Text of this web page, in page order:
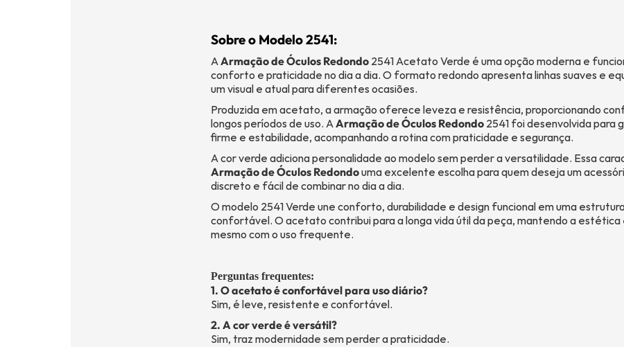
Sobre o Modelo 2541:
AArmação de Óculos Redondo 2541 Acetato Verde é uma opção moderna e
conforto e praticidade no dia a dia. O formato redondo apresenta linhas suaves e
um visual e atual para diferentes ocasiões.
Produzida em acetato, a armação oferece leveza e resistência, proporcionando
longos períodos de uso. AArmação de Óculos Redondo 2541 foi desenvolvida para
firme e estabilidade, acompanhando a rotina com praticidade e segurança.
A cor verde adiciona personalidade ao modelo sem perder a versatilidade. Essa
Armação de Óculos Redondouma excelente escolha para quem deseja um
discreto e fácil de combinar no dia a dia.
O modelo 2541 Verde une conforto, durabilidade e design funcional em uma
confortável. O acetato contribui para a longa vida útil da peça, mantendo a estética
mesmo com o uso frequente.
Perguntas frequentes:
1. O acetato é confortável para uso diário?
Sim, é leve, resistente e confortável.
2. A cor verde é versátil?
Sim, traz modernidade sem perder a praticidade.